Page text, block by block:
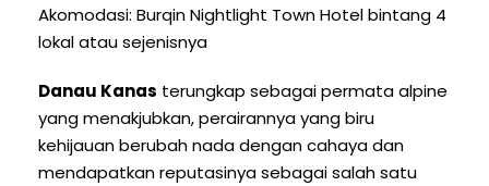
Akomodasi: Burqin Nightlight Town Hotel bintang 4
lokal atau sejenisnya
Danau Kanas terungkap sebagai permata alpine
yang menakjubkan, perairannya yang biru
kehijauan berubah nada dengan cahaya dan
mendapatkan reputasinya sebagai salah satu